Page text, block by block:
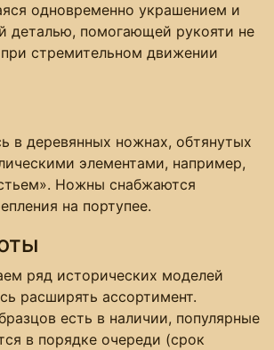
одновременно украшением и
деталью, помогающей рукояти не
стремительном движении
в деревянных ножнах, обтянутых
элементами, например,
Ножны снабжаются
на портупее.
ряд исторических моделей
расширять ассортимент.
есть в наличии, популярные
в порядке очереди (срок